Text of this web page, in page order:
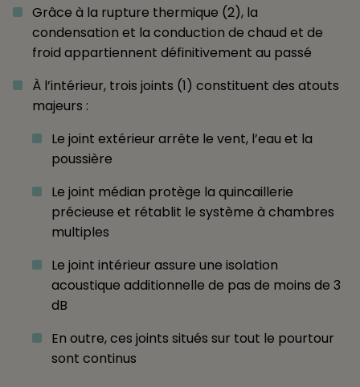
Grâce à la rupture thermique (2), la
condensation et la conduction de chaud et de
froid appartiennent définitivement au passé
À l’intérieur, trois joints (1) constituent des atouts
majeurs :
Le joint extérieur arrête le vent, l’eau et la
poussière
Le joint médian protège la quincaillerie
précieuse et rétablit le système à chambres
multiples
Le joint intérieur assure une isolation
acoustique additionnelle de pas de moins de 3
dB
En outre, ces joints situés sur tout le pourtour
sont continus